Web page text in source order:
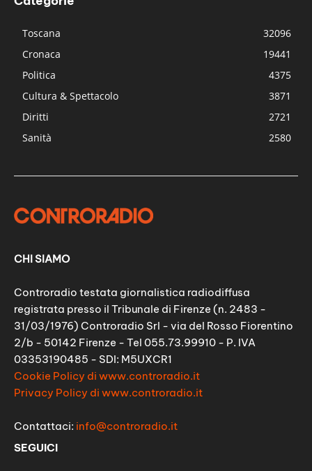
Toscana
32096
Cronaca
19441
Politica
4375
Cultura & Spettacolo
3871
Diritti
2721
Sanità
2580
CHI SIAMO
Controradio testata giornalistica radiodiffusa
registrata presso il Tribunale di Firenze (n. 2483 -
31/03/1976) Controradio Srl - via del Rosso Fiorentino
2/b - 50142 Firenze - Tel 055.73.99910 - P. IVA
03353190485 - SDI: M5UXCR1
Cookie Policy di www.controradio.it
Privacy Policy di www.controradio.it
Contattaci: info@controradio.it
SEGUICI